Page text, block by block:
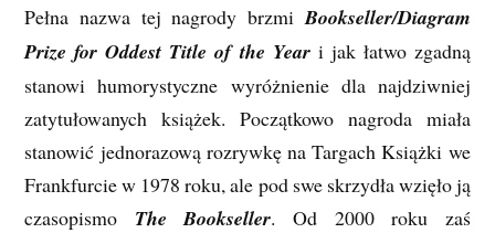
Pełna nazwa tej nagrody brzmi Bookseller/Diagram
Prize for Oddest Title of the Yeari jak łatwo zgadną
stanowi humorystyczne wyróżnienie dla najdziwniej
zatytułowanych książek. Początkowo nagroda miała
stanowić jednorazową rozrywkę na Targach Książki we
Frankfurcie w 1978 roku, ale pod swe skrzydła wzięło ją
czasopismo The Bookseller. Od 2000 roku zaś